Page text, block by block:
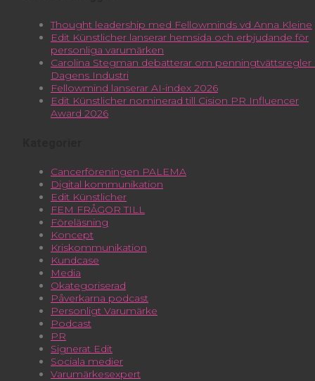
Thought leadership med Fellowminds vd Anna Kleine
Edit Künstlicher lanserar hemsida och erbjudande för
personliga varumärken
Carolina Stegman debatterar om penningtvättsregler
Dagens Industri
Fellowmind lanserar AI-index 2026
Edit Künstlicher nominerad till Cision PR Influencer
Award 2026
Cancerföreningen PALEMA
Digital kommunikation
Edit Künstlicher
FEM FRÅGOR TILL
Föreläsning
Koncept
Kriskommunikation
Kundcase
Media
Okategoriserad
Påverkarna podcast
Personligt Varumärke
Podcast
PR
Signerat Edit
Sociala medier
Varumärkesexpert